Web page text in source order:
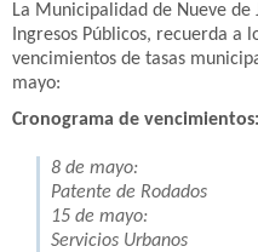
La Municipalidad de Nueve
Ingresos Públicos, recuerda a
vencimientos de tasas
mayo:
Cronograma de vencimientos:
8 de mayo:
Patente de Rodados
15 de mayo:
Servicios Urbanos